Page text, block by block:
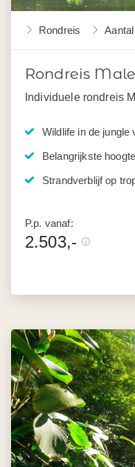
Rondreis
Rondreis
Individuele rondreis
Wildlife in de jungle
Belangrijkste
Strandverblijf op
P.p. vanaf:
2.503,-